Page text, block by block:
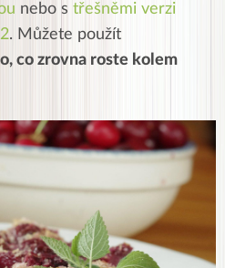
nebo s třešněmi verzi
. Můžete použít
co zrovna roste kolem